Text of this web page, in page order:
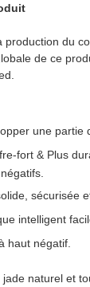
production du
de ce
une partie
fort & Plus
sécurisée
intelligent
haut négatif.
naturel et